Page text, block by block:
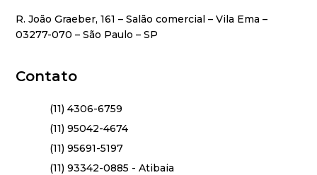
R. João Graeber, 161 – Salão comercial – Vila Ema –
03277-070 – São Paulo – SP
Contato
(11) 4306-6759
(11) 95042-4674
(11) 95691-5197
(11) 93342-0885 - Atibaia